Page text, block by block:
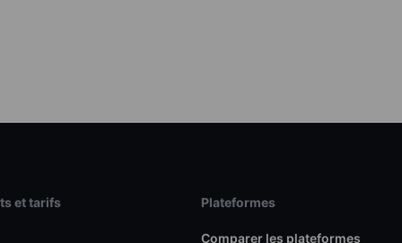
et tarifs Plateformes
Comparer les plateformes